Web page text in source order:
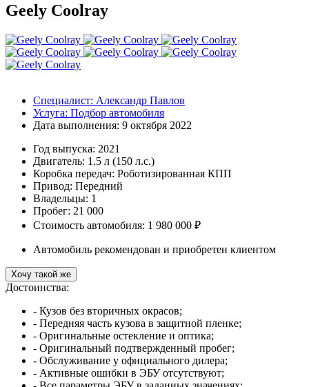
Geely Coolray
Специалист: Александр Павлов
Услуга: Подбор автомобиля
Дата выполнения: 9 октября 2022
Год выпуска: 2021
Двигатель: 1.5 л (150 л.с.)
Коробка передач: Роботизированная КПП
Привод: Передний
Владельцы: 1
Пробег: 21 000
Стоимость автомобиля: 1 980 000 ₽
Автомобиль рекомендован и приобретен клиентом
Хочу такой же
Достоинства:
- Кузов без вторичных окрасов;
- Передняя часть кузова в защитной пленке;
- Оригинальные остекление и оптика;
- Оригинальный подтвержденный пробег;
- Обслуживание у официального дилера;
- Активные ошибки в ЭБУ отсутствуют;